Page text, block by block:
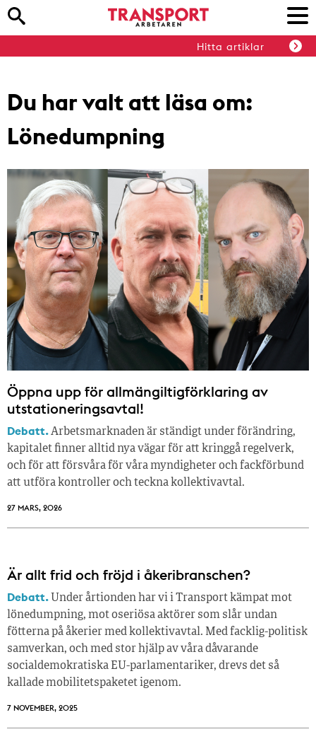
Hitta artiklar
Du har valt att läsa om:
Lönedumpning
Öppna upp för allmängiltigförklaring av
utstationeringsavtal!
Debatt.Arbetsmarknaden är ständigt under förändring,
kapitalet finner alltid nya vägar för att kringgå regelverk,
och för att försvåra för våra myndigheter och fackförbund
att utföra kontroller och teckna kollektivavtal.
27 MARS, 2026
Är allt frid och fröjd i åkeribranschen?
Debatt. Under årtionden har vi i Transport kämpat mot
lönedumpning, mot oseriösa aktörer som slår undan
fötterna på åkerier med kollektivavtal. Med facklig-politisk
samverkan, och med stor hjälp av våra dåvarande
socialdemokratiska EU-parlamentariker, drevs det så
kallade mobilitetspaketet igenom.
7 NOVEMBER, 2025